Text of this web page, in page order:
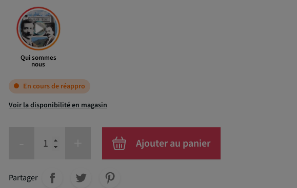
Qui sommes
nous
En cours de réappro
Voir la disponibilité en magasin
Ajouter au panier
Partager